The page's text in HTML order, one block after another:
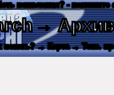
пожелания? - напишите
→
искать? → Карта → Текс.